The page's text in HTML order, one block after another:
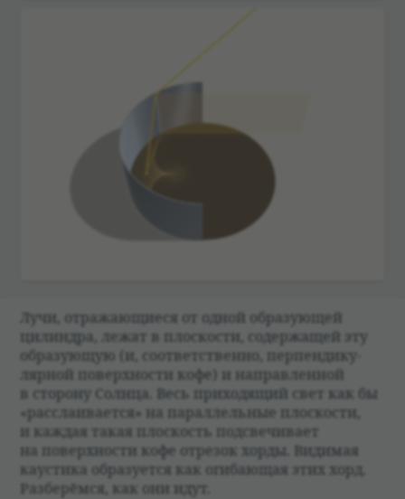
Лучи, отражающи­еся от одной обра­зующей
цилин­дра, лежат в плос­ко­сти, содержащей эту
обра­зующую (и, соот­вет­ственно, перпен­ди­ку­
ляр­ной поверх­но­сти кофе) и направ­лен­ной
в сто­рону Солнца. Весь при­хо­дящий свет как бы
«рас­сла­и­ва­ется» на парал­лель­ные плос­ко­сти,
и каж­дая такая плос­кость под­све­чи­вает
на поверх­но­сти кофе отре­зок хорды. Видимая
кау­стика обра­зу­ется как оги­бающая этих хорд.
Раз­бе­рёмся, как они идут.